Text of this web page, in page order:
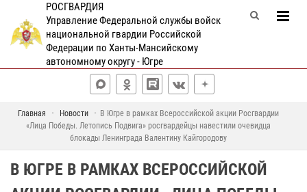
РОСГВАРДИЯ
Управление Федеральной службы войск
национальной гвардии Российской
Федерации по Ханты-Мансийскому
автономному округу - Югре
Главная Новости
В Югре в рамках Всероссийской акции Росгвардии
«Лица Победы. Летопись Подвига» росгвардейцы навестили очевидца
блокады Ленинграда Валентину Кайгородову
В ЮГРЕ В РАМКАХ ВСЕРОССИЙСКОЙ